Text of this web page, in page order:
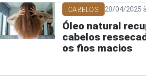
CABELOS 20/04/2025
Óleo natural
cabelos
os fios macios